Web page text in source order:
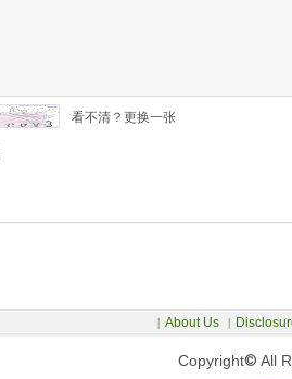
看不清？更换一张
Copyright© All
| About Us |